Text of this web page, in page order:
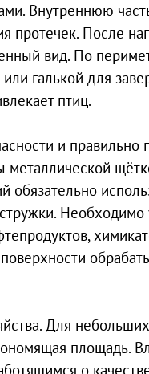
Внутреннюю
протечек. После
вид. По
галькой для
птиц.
и правильно
металлической
обязательно
Необходимо
Для
площадь.